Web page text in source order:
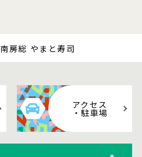
南房総 やまと寿司
アクセス
・駐車場